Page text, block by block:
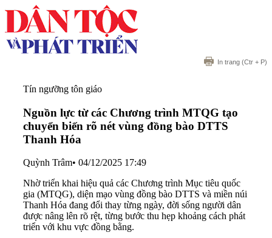
In trang (Ctr + P)
Tín ngưỡng tôn giáo
Nguồn lực từ các Chương trình MTQG tạo
chuyển biến rõ nét vùng đồng bào DTTS
Thanh Hóa
Quỳnh Trâm• 04/12/2025 17:49
Nhờ triển khai hiệu quả các Chương trình Mục tiêu quốc
gia (MTQG), diện mạo vùng đồng bào DTTS và miền núi
Thanh Hóa đang đổi thay từng ngày, đời sống người dân
được nâng lên rõ rệt, từng bước thu hẹp khoảng cách phát
triển với khu vực đồng bằng.